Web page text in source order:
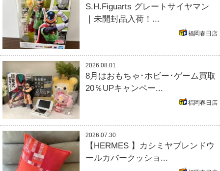
S.H.Figuarts グレートサイヤマン
｜未開封品入荷！...
福岡春日店
2026.08.01
8月はおもちゃ･ホビー･ゲーム買取
20％UPキャンペー...
福岡春日店
2026.07.30
【HERMES 】カシミヤブレンドウ
ールカバークッショ...